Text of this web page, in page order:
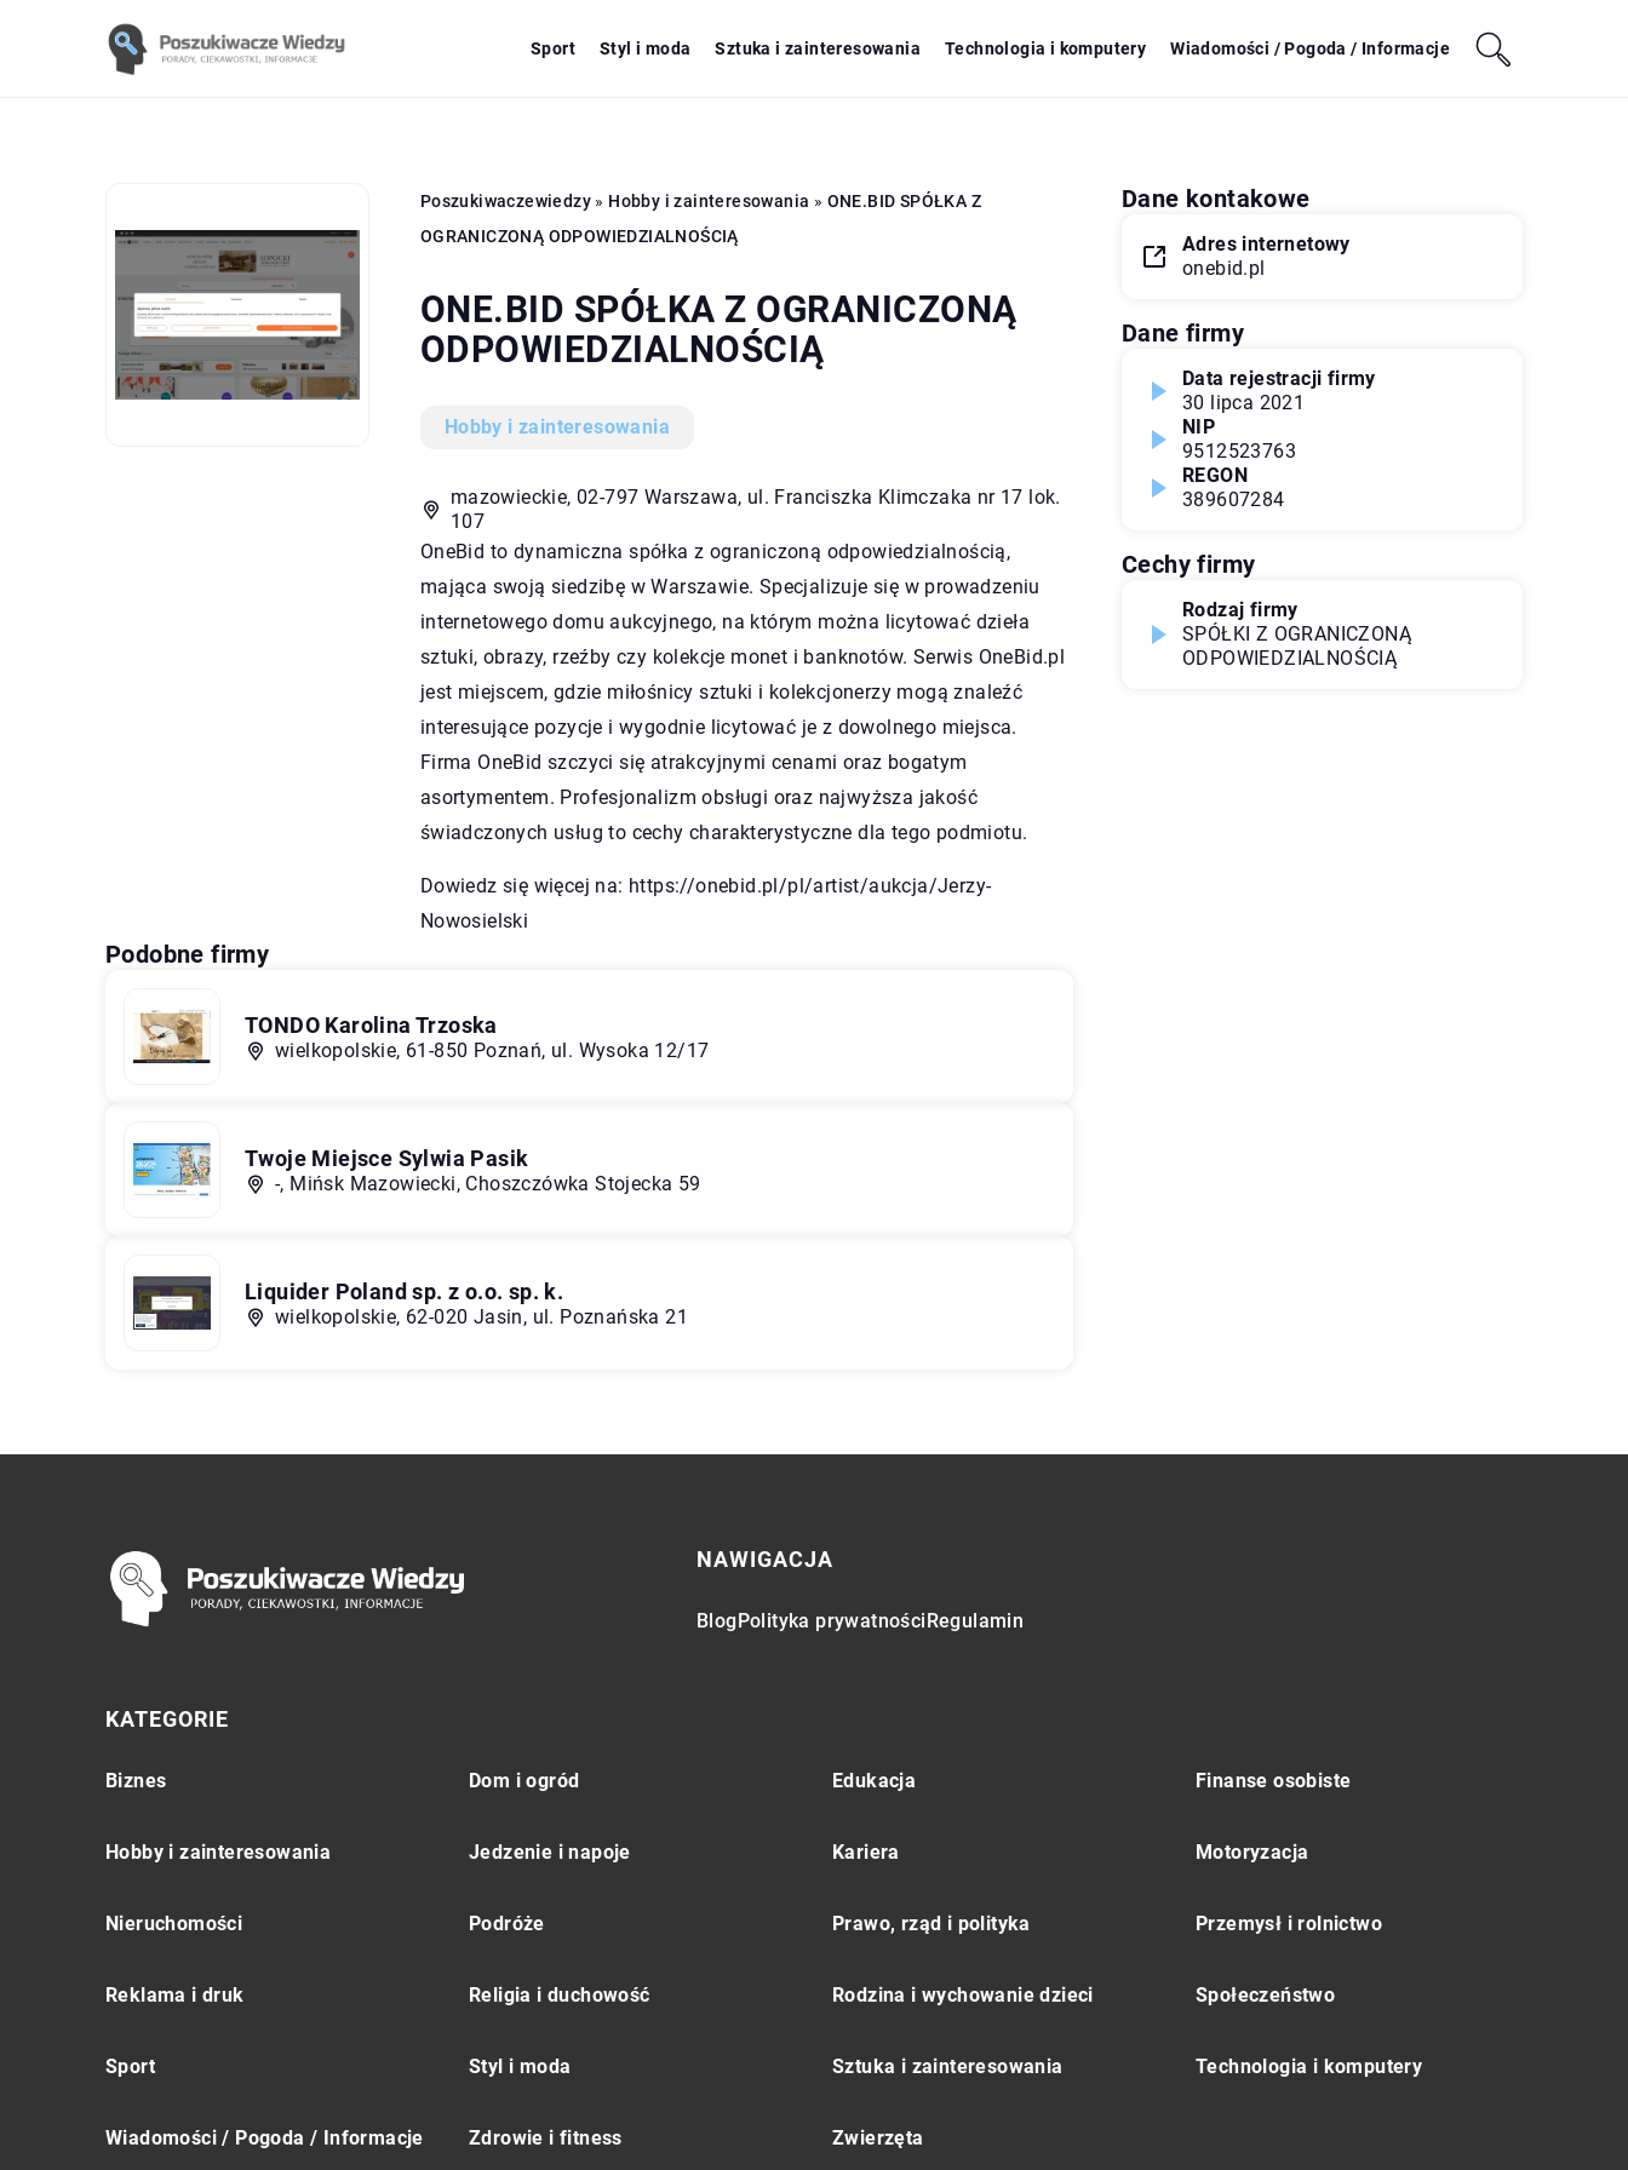
Sport Styl i moda Sztuka i zainteresowania Technologia i komputery Wiadomości / Pogoda / Informacje
Poszukiwaczewiedzy» Hobby i zainteresowania » ONE.BID SPÓŁKA Z
OGRANICZONĄ ODPOWIEDZIALNOŚCIĄ
ONE.BID SPÓŁKA Z OGRANICZONĄ
ODPOWIEDZIALNOŚCIĄ
Hobby i zainteresowania
mazowieckie, 02-797 Warszawa, ul. Franciszka Klimczaka nr 17 lok.
107
OneBid to dynamiczna spółka z ograniczoną odpowiedzialnością,
mająca swoją siedzibę w Warszawie. Specjalizuje się w prowadzeniu
internetowego domu aukcyjnego, na którym można licytować dzieła
sztuki, obrazy, rzeźby czy kolekcje monet i banknotów. Serwis OneBid.pl
jest miejscem, gdzie miłośnicy sztuki i kolekcjonerzy mogą znaleźć
interesujące pozycje i wygodnie licytować je z dowolnego miejsca.
Firma OneBid szczyci się atrakcyjnymi cenami oraz bogatym
asortymentem. Profesjonalizm obsługi oraz najwyższa jakość
świadczonych usług to cechy charakterystyczne dla tego podmiotu.
Dowiedz się więcej na: https://onebid.pl/pl/artist/aukcja/Jerzy-
Nowosielski
Podobne firmy
TONDO Karolina Trzoska
wielkopolskie, 61-850 Poznań, ul. Wysoka 12/17
Twoje Miejsce Sylwia Pasik
-, Mińsk Mazowiecki, Choszczówka Stojecka 59
Liquider Poland sp. z o.o. sp. k.
wielkopolskie, 62-020 Jasin, ul. Poznańska 21
Dane kontakowe
Adres internetowy
onebid.pl
Dane firmy
Data rejestracji firmy
30 lipca 2021
NIP
9512523763
REGON
389607284
Cechy firmy
Rodzaj firmy
SPÓŁKI Z OGRANICZONĄ
ODPOWIEDZIALNOŚCIĄ
NAWIGACJA
BlogPolityka prywatnościRegulamin
KATEGORIE
Biznes Dom i ogród Edukacja Finanse osobiste
Hobby i zainteresowania Jedzenie i napoje Kariera Motoryzacja
Nieruchomości Podróże Prawo, rząd i polityka Przemysł i rolnictwo
Reklama i druk Religia i duchowość Rodzina i wychowanie dzieci Społeczeństwo
Sport Styl i moda Sztuka i zainteresowania Technologia i komputery
Wiadomości / Pogoda / Informacje Zdrowie i fitness Zwierzęta